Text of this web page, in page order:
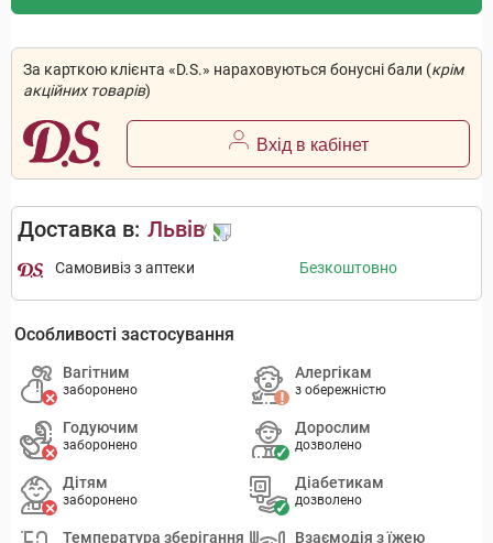
За карткою клієнта «D.S.» нараховуються бонусні бали (крім
акційних товарів)
Вхід в кабінет
Доставка в: Львів
Самовивіз з аптеки Безкоштовно
Особливості застосування
Вагітним
заборонено
Алергікам
з обережністю
Годуючим
заборонено
Дорослим
дозволено
Дітям
заборонено
Діабетикам
дозволено
Температура зберігання Взаємодія з їжею